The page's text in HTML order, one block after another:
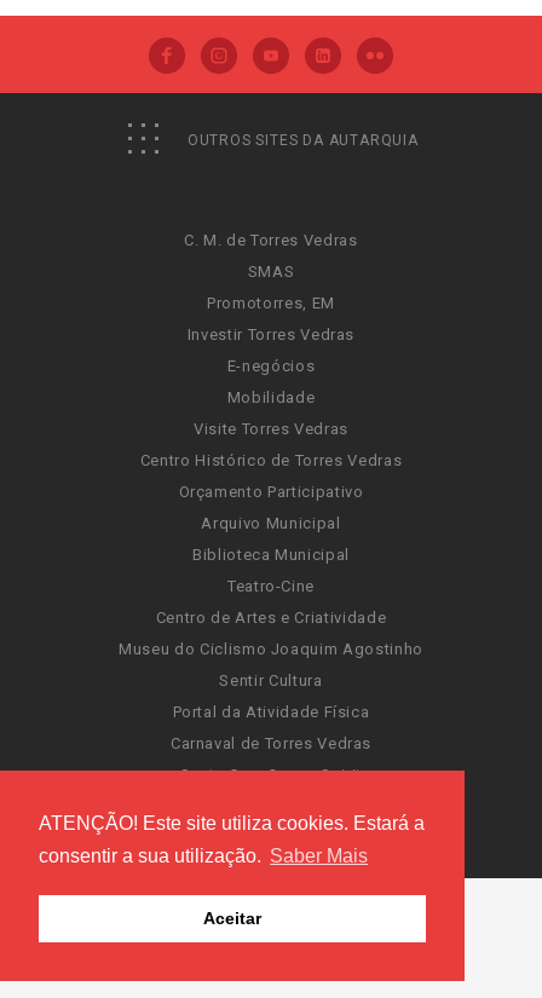
ATENÇÃO! Este site utiliza cookies. Estará a
consentir a sua utilização. Saber Mais
Aceitar
OUTROS SITES DA AUTARQUIA
C. M. de Torres Vedras
SMAS
Promotorres, EM
Investir Torres Vedras
E-negócios
Mobilidade
Visite Torres Vedras
Centro Histórico de Torres Vedras
Orçamento Participativo
Arquivo Municipal
Biblioteca Municipal
Teatro-Cine
Centro de Artes e Criatividade
Museu do Ciclismo Joaquim Agostinho
Sentir Cultura
Portal da Atividade Física
Carnaval de Torres Vedras
Santa Cruz Ocean Spirit